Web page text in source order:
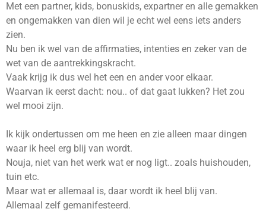
Met een partner, kids, bonuskids, expartner en alle gemakken
en ongemakken van dien wil je echt wel eens iets anders
zien.
Nu ben ik wel van de affirmaties, intenties en zeker van de
wet van de aantrekkingskracht.
Vaak krijg ik dus wel het een en ander voor elkaar.
Waarvan ik eerst dacht: nou.. of dat gaat lukken? Het zou
wel mooi zijn.
Ik kijk ondertussen om me heen en zie alleen maar dingen
waar ik heel erg blij van wordt.
Nouja, niet van het werk wat er nog ligt.. zoals huishouden,
tuin etc.
Maar wat er allemaal is, daar wordt ik heel blij van.
Allemaal zelf gemanifesteerd.